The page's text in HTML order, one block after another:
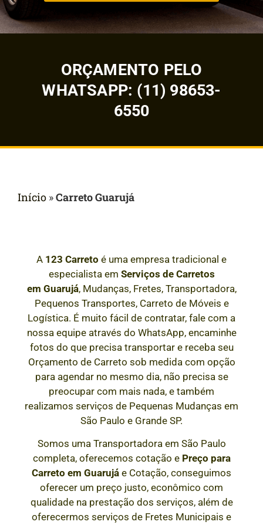
ORÇAMENTO PELO
WHATSAPP: (11) 98653-
6550
Início »Carreto Guarujá
A 123 Carreto é uma empresa tradicional e
especialista em Serviços de Carretos
em Guarujá, Mudanças, Fretes, Transportadora,
Pequenos Transportes, Carreto de Móveis e
Logística. É muito fácil de contratar, fale com a
nossa equipe através do WhatsApp, encaminhe
fotos do que precisa transportar e receba seu
Orçamento de Carreto sob medida com opção
para agendar no mesmo dia, não precisa se
preocupar com mais nada, e também
realizamos serviços de Pequenas Mudanças em
São Paulo e Grande SP.
Somos uma Transportadora em São Paulo
completa, oferecemos cotação e Preço para
Carreto em Guarujá e Cotação, conseguimos
oferecer um preço justo, econômico com
qualidade na prestação dos serviços, além de
oferecermos serviços de Fretes Municipais e